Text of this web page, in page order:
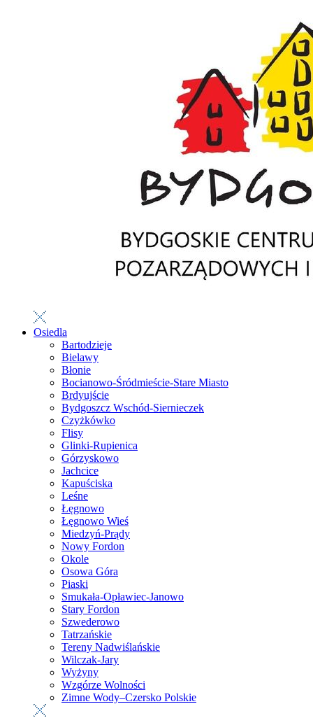
Osiedla
Bartodzieje
Bielawy
Błonie
Bocianowo-Śródmieście-Stare Miasto
Brdyujście
Bydgoszcz Wschód-Siernieczek
Czyżkówko
Flisy
Glinki-Rupienica
Górzyskowo
Jachcice
Kapuściska
Leśne
Łęgnowo
Łęgnowo Wieś
Miedzyń-Prądy
Nowy Fordon
Okole
Osowa Góra
Piaski
Smukała-Opławiec-Janowo
Stary Fordon
Szwederowo
Tatrzańskie
Tereny Nadwiślańskie
Wilczak-Jary
Wyżyny
Wzgórze Wolności
Zimne Wody–Czersko Polskie